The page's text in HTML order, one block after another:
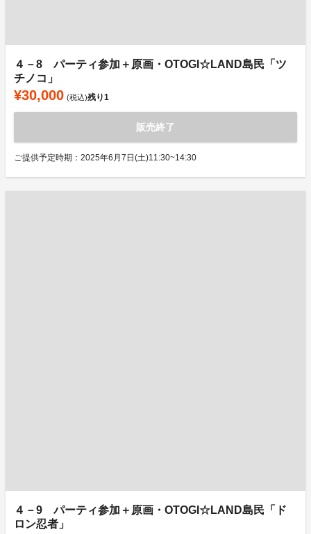
４－8 パーティ参加＋原画・OTOGI☆LAND島民「ツ
チノコ」
¥30,000 (税込)残り1
販売終了
ご提供予定時期：2025年6月7日(土)11:30~14:30
４－9 パーティ参加＋原画・OTOGI☆LAND島民「ド
ロン忍者」